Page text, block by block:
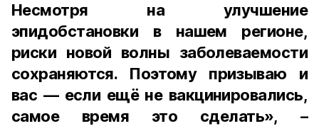
Несмотря на улучшение
эпидобстановки в нашем регионе,
риски новой волны заболеваемости
сохраняются. Поэтому призываю и
вас — если ещё не вакцинировались,
самое время это сделать», –